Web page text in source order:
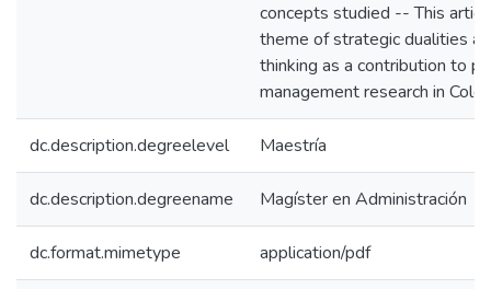
concepts studied -- This
theme of strategic dualities
thinking as a contribution to
management research in
dc.description.degreelevel Maestría
dc.description.degreename Magíster en Administración
dc.format.mimetype application/pdf